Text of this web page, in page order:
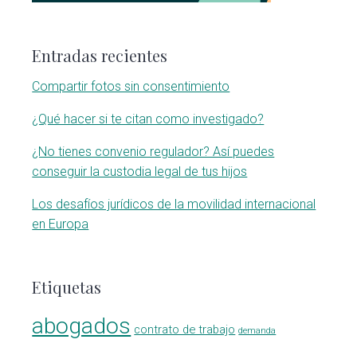
Entradas recientes
Compartir fotos sin consentimiento
¿Qué hacer si te citan como investigado?
¿No tienes convenio regulador? Así puedes
conseguir la custodia legal de tus hijos
Los desafíos jurídicos de la movilidad internacional
en Europa
Etiquetas
abogados contrato de trabajo demanda